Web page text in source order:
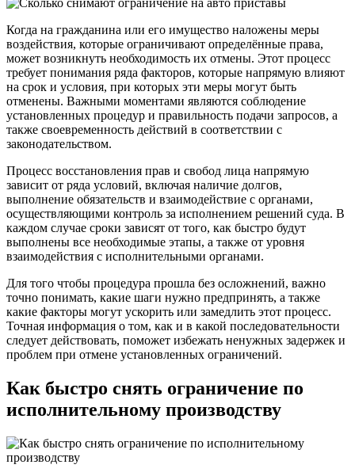
Когда на гражданина или его имущество наложены меры
воздействия, которые ограничивают определённые права,
может возникнуть необходимость их отмены. Этот процесс
требует понимания ряда факторов, которые напрямую влияют
на срок и условия, при которых эти меры могут быть
отменены. Важными моментами являются соблюдение
установленных процедур и правильность подачи запросов, а
также своевременность действий в соответствии с
законодательством.
Процесс восстановления прав и свобод лица напрямую
зависит от ряда условий, включая наличие долгов,
выполнение обязательств и взаимодействие с органами,
осуществляющими контроль за исполнением решений суда. В
каждом случае сроки зависят от того, как быстро будут
выполнены все необходимые этапы, а также от уровня
взаимодействия с исполнительными органами.
Для того чтобы процедура прошла без осложнений, важно
точно понимать, какие шаги нужно предпринять, а также
какие факторы могут ускорить или замедлить этот процесс.
Точная информация о том, как и в какой последовательности
следует действовать, поможет избежать ненужных задержек и
проблем при отмене установленных ограничений.
Как быстро снять ограничение по
исполнительному производству